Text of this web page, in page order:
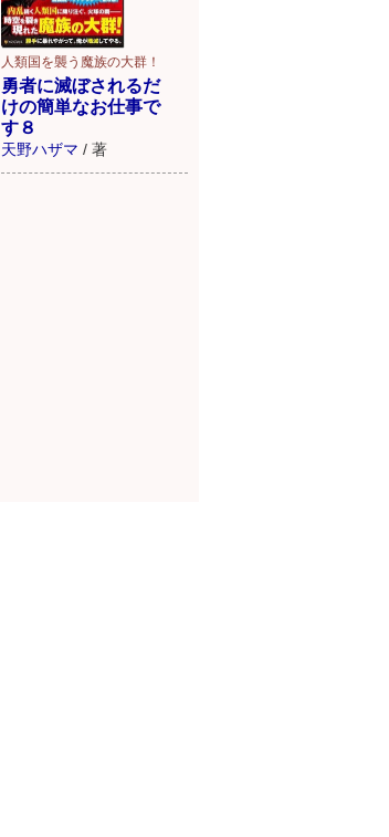
人類国を襲う魔族の大群！
勇者に滅ぼされるだ
けの簡単なお仕事で
す８
天野ハザマ / 著